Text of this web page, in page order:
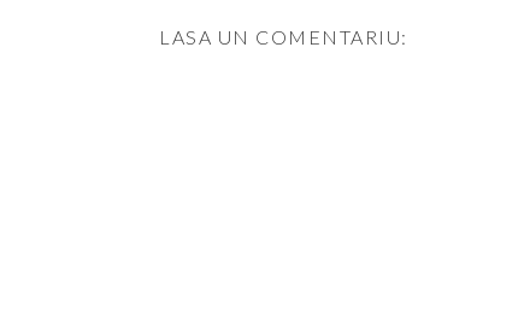
LASA UN COMENTARIU: